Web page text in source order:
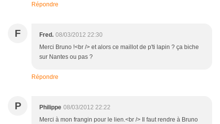
Répondre
F Fred. 08/03/2012 22:30
Merci Bruno !<br /> et alors ce maillot de p'ti lapin ? ça biche
sur Nantes ou pas ?
Répondre
P Philippe 08/03/2012 22:22
Merci à mon frangin pour le lien.<br /> Il faut rendre à Bruno